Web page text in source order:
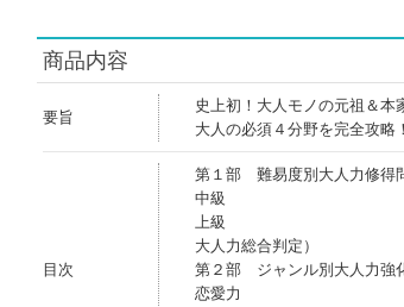
商品内容
要旨
史上初！大人モノの元祖＆本
大人の必須４分野を完全攻略
目次
第１部 難易度別大人力修得
中級
上級
大人力総合判定）
第２部 ジャンル別大人力強
恋愛力